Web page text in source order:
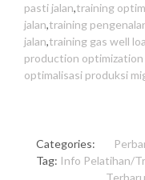
pasti jalan,training
jalan,training
jalan,training gas well
production optimization
optimalisasi produksi
Categories:
Tag: Info Pelatihan/